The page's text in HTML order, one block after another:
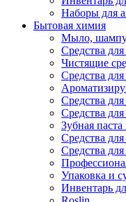
Наборы для
Бытовая химия
Мыло,
Средства
Чистящие
Средства для
Средства
Средства
Зубная
Средства
Средства
Упаковка и
Инвентарь